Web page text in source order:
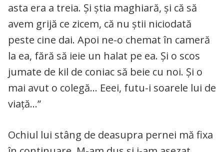
asta era a treia. Şi ştia maghiară, şi că să
avem grijă ce zicem, că nu ştii niciodată
peste cine dai. Apoi ne-o chemat în cameră
la ea, fără să ieie un halat pe ea. Şi o scos
jumate de kil de coniac să beie cu noi. Şi o
mai avut o colegă… Eeei, futu-i soarele lui de
viaţă…”
Ochiul lui stâng de deasupra pernei mă fixa